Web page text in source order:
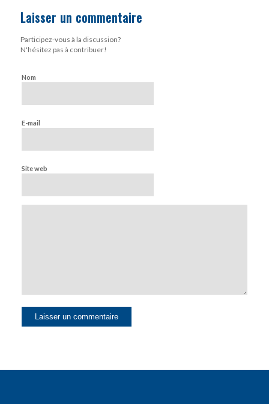
Laisser un commentaire
Participez-vous à la discussion?
N'hésitez pas à contribuer!
Nom
E-mail
Site web